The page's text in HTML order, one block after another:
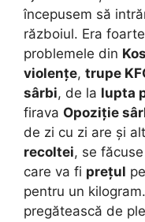
începusem să
războiul. Era
problemele din
violențe, trupe
sârbi, de la lupta
firava Opoziție
de zi cu zi are și
recoltei, se făcuse
care va fi prețul
pentru un
pregătească de